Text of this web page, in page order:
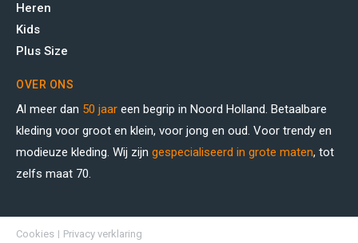
Heren
Kids
Plus Size
OVER ONS
Al meer dan 50 jaar een begrip in Noord Holland. Betaalbare
kleding voor groot en klein, voor jong en oud. Voor trendy en
modieuze kleding. Wij zijn gespecialiseerd in grote maten, tot
zelfs maat 70.
Cookies Privacy verklaring